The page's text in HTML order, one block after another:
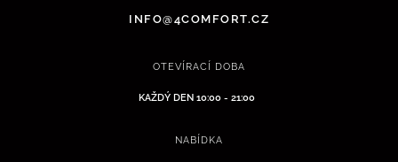
INFO@4COMFORT.CZ
OTEVÍRACÍ DOBA
KAŽDÝ DEN 10:00 - 21:00
NABÍDKA